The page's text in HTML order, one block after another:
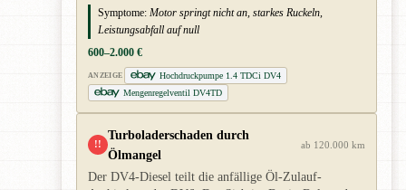
Symptome: Motor springt nicht an, starkes Ruckeln,
Leistungsabfall auf null
600–2.000 €
ANZEIGE
Hochdruckpumpe 1.4 TDCi DV4
Mengenregelventil DV4TD
!!
Turboladerschaden durch
Ölmangel
ab 120.000 km
Der DV4-Diesel teilt die anfällige Öl-Zulauf-